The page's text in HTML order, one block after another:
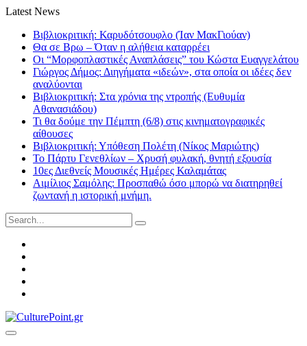
Latest News
Βιβλιοκριτική: Καρυδότσουφλο (Ίαν ΜακΓιούαν)
Θα σε Βρω – Όταν η αλήθεια καταρρέει
Οι “Μορφοπλαστικές Αναπλάσεις” του Κώστα Ευαγγελάτου
Γιώργος Δήμος: Διηγήματα «ιδεών», στα οποία οι ιδέες δεν
αναλύονται
Βιβλιοκριτική: Στα χρόνια της ντροπής (Ευθυμία
Αθανασιάδου)
Τι θα δούμε την Πέμπτη (6/8) στις κινηματογραφικές
αίθουσες
Βιβλιοκριτική: Υπόθεση Πολέτη (Νίκος Μαριώτης)
Το Πάρτυ Γενεθλίων – Χρυσή φυλακή, θνητή εξουσία
10ες Διεθνείς Μουσικές Ημέρες Καλαμάτας
Αιμίλιος Σαμόλης: Προσπαθώ όσο μπορώ να διατηρηθεί
ζωντανή η ιστορική μνήμη.
Search
for: